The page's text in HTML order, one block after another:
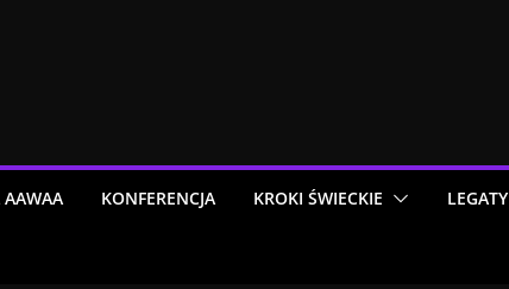
AAWAA KONFERENCJA KROKI ŚWIECKIE LEGATY